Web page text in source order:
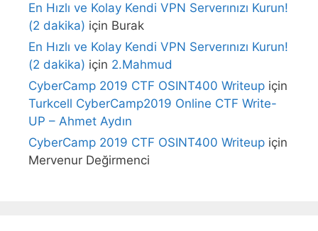
En Hızlı ve Kolay Kendi VPN Serverınızı Kurun!
(2 dakika) için Burak
En Hızlı ve Kolay Kendi VPN Serverınızı Kurun!
(2 dakika) için 2.Mahmud
CyberCamp 2019 CTF OSINT400 Writeup için
Turkcell CyberCamp2019 Online CTF Write-
UP – Ahmet Aydın
CyberCamp 2019 CTF OSINT400 Writeup için
Mervenur Değirmenci